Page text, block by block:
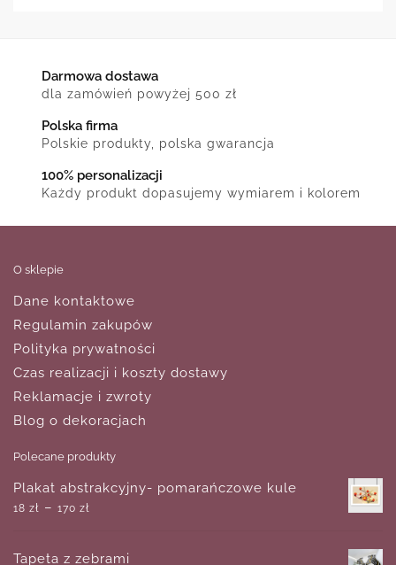
Darmowa dostawa
dla zamówień powyżej 500 zł
Polska firma
Polskie produkty, polska gwarancja
100% personalizacji
Każdy produkt dopasujemy wymiarem i kolorem
O sklepie
Dane kontaktowe
Regulamin zakupów
Polityka prywatności
Czas realizacji i koszty dostawy
Reklamacje i zwroty
Blog o dekoracjach
Polecane produkty
Plakat abstrakcyjny- pomarańczowe kule
18 zł – 170 zł
Tapeta z zebrami